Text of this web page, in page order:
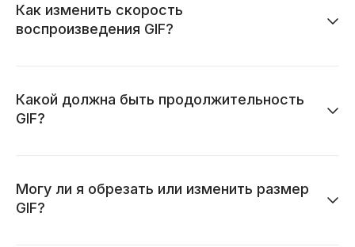
Как изменить скорость
воспроизведения GIF?
Какой должна быть продолжительность
GIF?
Могу ли я обрезать или изменить размер
GIF?